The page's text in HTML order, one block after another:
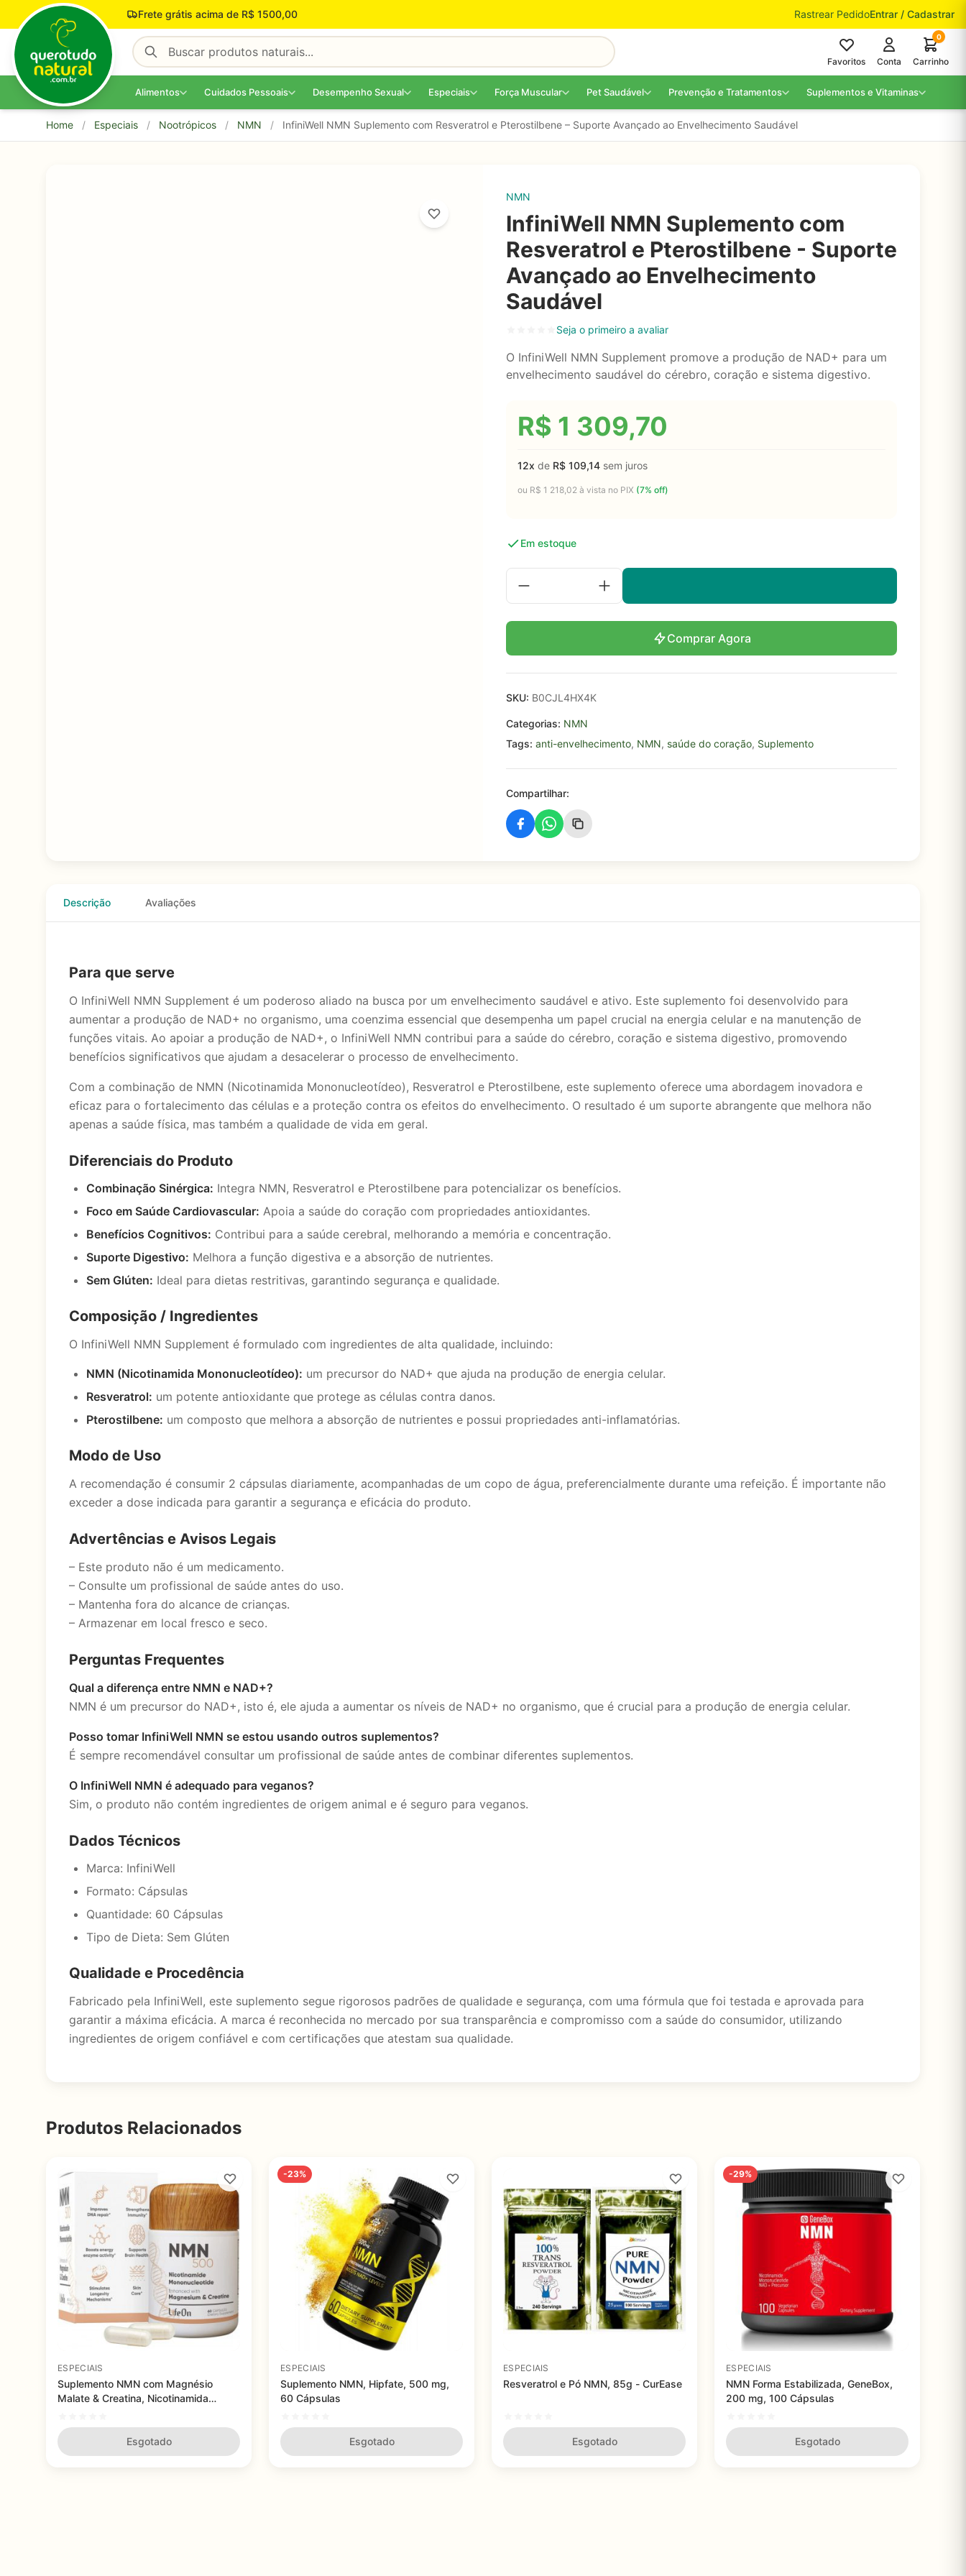
Pular para o conteúdo Frete grátis acima de R$ 1500,00 Rastrear PedidoEntrar / Cadastrar
Favoritos Conta
0
Carrinho
Alimentos Cuidados Pessoais Desempenho Sexual Especiais Força Muscular Pet Saudável Prevenção e Tratamentos Suplementos e Vitaminas
Home / Especiais / Nootrópicos / NMN / InfiniWell NMN Suplemento com Resveratrol e Pterostilbene – Suporte Avançado ao Envelhecimento Saudável
NMN
InfiniWell NMN Suplemento com
Resveratrol e Pterostilbene - Suporte
Avançado ao Envelhecimento
Saudável
Seja o primeiro a avaliar
O InfiniWell NMN Supplement promove a produção de NAD+ para um
envelhecimento saudável do cérebro, coração e sistema digestivo.
R$ 1 309,70
12x de R$ 109,14 sem juros
ou R$ 1 218,02 à vista no PIX (7% off)
Em estoque
Comprar Agora
SKU: B0CJL4HX4K
Categorias: NMN
Tags: anti-envelhecimento, NMN, saúde do coração, Suplemento
Compartilhar:
Descrição Avaliações
Para que serve
O InfiniWell NMN Supplement é um poderoso aliado na busca por um envelhecimento saudável e ativo. Este suplemento foi desenvolvido para
aumentar a produção de NAD+ no organismo, uma coenzima essencial que desempenha um papel crucial na energia celular e na manutenção de
funções vitais. Ao apoiar a produção de NAD+, o InfiniWell NMN contribui para a saúde do cérebro, coração e sistema digestivo, promovendo
benefícios significativos que ajudam a desacelerar o processo de envelhecimento.
Com a combinação de NMN (Nicotinamida Mononucleotídeo), Resveratrol e Pterostilbene, este suplemento oferece uma abordagem inovadora e
eficaz para o fortalecimento das células e a proteção contra os efeitos do envelhecimento. O resultado é um suporte abrangente que melhora não
apenas a saúde física, mas também a qualidade de vida em geral.
Diferenciais do Produto
Combinação Sinérgica: Integra NMN, Resveratrol e Pterostilbene para potencializar os benefícios.
Foco em Saúde Cardiovascular: Apoia a saúde do coração com propriedades antioxidantes.
Benefícios Cognitivos: Contribui para a saúde cerebral, melhorando a memória e concentração.
Suporte Digestivo: Melhora a função digestiva e a absorção de nutrientes.
Sem Glúten: Ideal para dietas restritivas, garantindo segurança e qualidade.
Composição / Ingredientes
O InfiniWell NMN Supplement é formulado com ingredientes de alta qualidade, incluindo:
NMN (Nicotinamida Mononucleotídeo): um precursor do NAD+ que ajuda na produção de energia celular.
Resveratrol: um potente antioxidante que protege as células contra danos.
Pterostilbene: um composto que melhora a absorção de nutrientes e possui propriedades anti-inflamatórias.
Modo de Uso
A recomendação é consumir 2 cápsulas diariamente, acompanhadas de um copo de água, preferencialmente durante uma refeição. É importante não
exceder a dose indicada para garantir a segurança e eficácia do produto.
Advertências e Avisos Legais
– Este produto não é um medicamento.
– Consulte um profissional de saúde antes do uso.
– Mantenha fora do alcance de crianças.
– Armazenar em local fresco e seco.
Perguntas Frequentes
Qual a diferença entre NMN e NAD+?
NMN é um precursor do NAD+, isto é, ele ajuda a aumentar os níveis de NAD+ no organismo, que é crucial para a produção de energia celular.
Posso tomar InfiniWell NMN se estou usando outros suplementos?
É sempre recomendável consultar um profissional de saúde antes de combinar diferentes suplementos.
O InfiniWell NMN é adequado para veganos?
Sim, o produto não contém ingredientes de origem animal e é seguro para veganos.
Dados Técnicos
Marca: InfiniWell
Formato: Cápsulas
Quantidade: 60 Cápsulas
Tipo de Dieta: Sem Glúten
Qualidade e Procedência
Fabricado pela InfiniWell, este suplemento segue rigorosos padrões de qualidade e segurança, com uma fórmula que foi testada e aprovada para
garantir a máxima eficácia. A marca é reconhecida no mercado por sua transparência e compromisso com a saúde do consumidor, utilizando
ingredientes de origem confiável e com certificações que atestam sua qualidade.
Produtos Relacionados
ESPECIAIS
Suplemento NMN com Magnésio
Malate & Creatina, Nicotinamida
Cápsulas
Esgotado
-23%
ESPECIAIS
Suplemento NMN, Hipfate, 500 mg,
60 Cápsulas
Esgotado
ESPECIAIS
Resveratrol e Pó NMN, 85g - CurEase
Esgotado
-29%
ESPECIAIS
NMN Forma Estabilizada, GeneBox,
200 mg, 100 Cápsulas
Esgotado